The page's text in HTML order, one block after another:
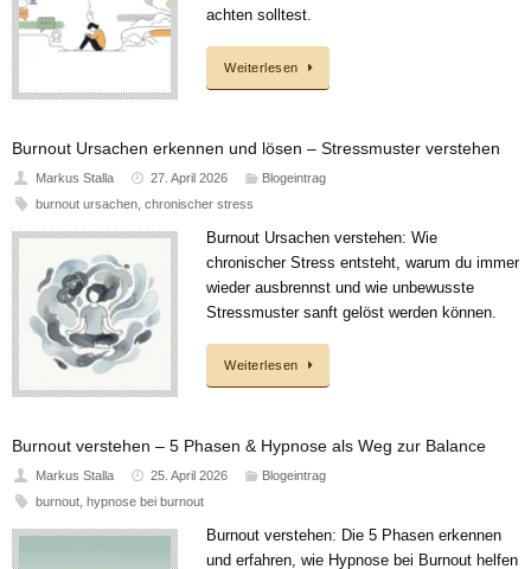
achten solltest.
Weiterlesen
Burnout Ursachen erkennen und lösen – Stressmuster verstehen
Markus Stalla 27. April 2026
Blogeintrag
burnout ursachen, chronischer stress
Burnout Ursachen verstehen: Wie
chronischer Stress entsteht, warum du immer
wieder ausbrennst und wie unbewusste
Stressmuster sanft gelöst werden können.
Weiterlesen
Burnout verstehen – 5 Phasen & Hypnose als Weg zur Balance
Markus Stalla 25. April 2026
Blogeintrag
burnout, hypnose bei burnout
Burnout verstehen: Die 5 Phasen erkennen
und erfahren, wie Hypnose bei Burnout helfen